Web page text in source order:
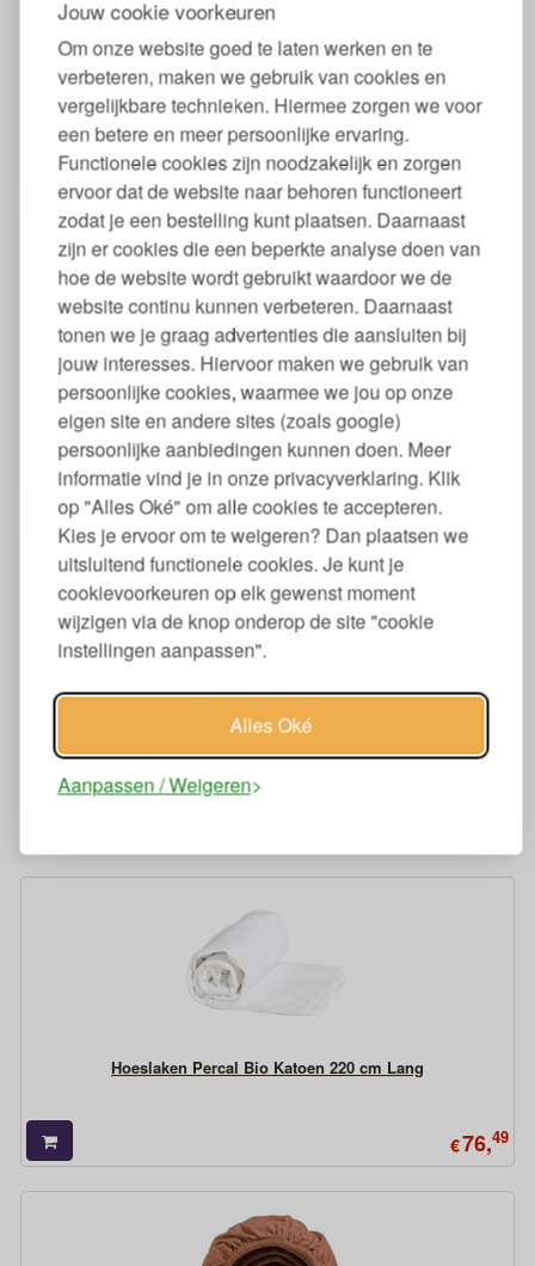
Jouw cookie voorkeuren
Om onze website goed te laten werken en te
verbeteren, maken we gebruik van cookies en
vergelijkbare technieken. Hiermee zorgen we voor
een betere en meer persoonlijke ervaring.
Functionele cookies zijn noodzakelijk en zorgen
ervoor dat de website naar behoren functioneert
zodat je een bestelling kunt plaatsen. Daarnaast
zijn er cookies die een beperkte analyse doen van
hoe de website wordt gebruikt waardoor we de
website continu kunnen verbeteren. Daarnaast
tonen we je graag advertenties die aansluiten bij
jouw interesses. Hiervoor maken we gebruik van
persoonlijke cookies, waarmee we jou op onze
eigen site en andere sites (zoals google)
persoonlijke aanbiedingen kunnen doen. Meer
informatie vind je in onze privacyverklaring. Klik
op "Alles Oké" om alle cookies te accepteren.
Kies je ervoor om te weigeren? Dan plaatsen we
uitsluitend functionele cookies. Je kunt je
cookievoorkeuren op elk gewenst moment
wijzigen via de knop onderop de site "cookie
instellingen aanpassen".
Alles Oké
Aanpassen / Weigeren
Hoeslaken Percal Biologisch Katoen 300tc - Donkergroen
€
Hoeslaken Percal Biologisch Katoen 300tc - Okergeel
Hoeslaken Percal Biologisch Katoen 300tc - Lichtzand
Hoeslaken Percal Bio Katoen 220 cm Lang
€76,49